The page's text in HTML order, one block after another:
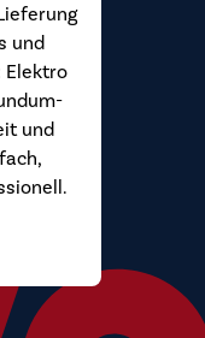
und
Elektro
und